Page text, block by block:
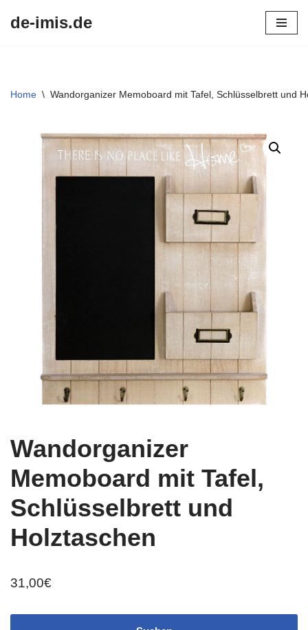
de-imis.de
Home \ Wandorganizer Memoboard mit Tafel, Schlüsselbrett und
Wandorganizer
Memoboard mit Tafel,
Schlüsselbrett und
Holztaschen
31,00€